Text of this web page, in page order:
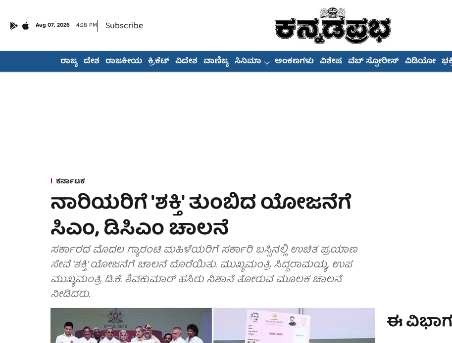
Aug 07, 2026 4:28 PM Subscribe
ರಾಜ್ಯ ದೇಶ ರಾಜಕೀಯ ಕ್ರಿಕೆಟ್ ವಿದೇಶ ವಾಣಿಜ್ಯ ಸಿನಿಮಾ ಅಂಕಣಗಳು ವಿಶೇಷ ವೆಬ್ ಸ್ಟೋರೀಸ್ ವಿಡಿಯೋ
ಕರ್ನಾಟಕ
ನಾರಿಯರಿಗೆ 'ಶಕ್ತಿ' ತುಂಬಿದ ಯೋಜನೆಗೆ
ಸಿಎಂ, ಡಿಸಿಎಂ ಚಾಲನೆ
ಸರ್ಕಾರದ ಮೊದಲ ಗ್ಯಾರಂಟಿ ಮಹಿಳೆಯರಿಗೆ ಸರ್ಕಾರಿ ಬಸ್ಸಿನಲ್ಲಿ ಉಚಿತ ಪ್ರಯಾಣ
ಸೇವೆ ‘ಶಕ್ತಿ’ ಯೋಜನೆಗೆ ಚಾಲನೆ ದೊರೆಯಿತು. ಮುಖ್ಯಮಂತ್ರಿ ಸಿದ್ದರಾಮಯ್ಯ, ಉಪ
ಮುಖ್ಯಮಂತ್ರಿ ಡಿ.ಕೆ. ಶಿವಕುಮಾರ್ ಹಸಿರು ನಿಶಾನೆ ತೋರುವ ಮೂಲಕ ಚಾಲನೆ
ನೀಡಿದರು.
ಈ